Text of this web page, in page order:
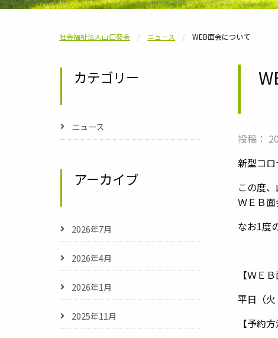
社会福祉法人山口葵会 ニュース WEB面会について
投稿：
新型コ
この度
ＷＥＢ面
なお1度
【ＷＥ
平日（
【予約方
カテゴリー
ニュース
アーカイブ
2026年7月
2026年4月
2026年1月
2025年11月